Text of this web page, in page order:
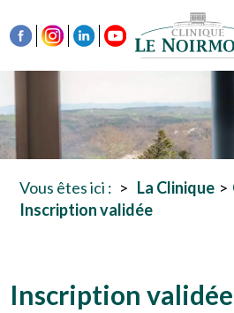
Vous êtes ici : La Clinique
Inscription validée
Inscription validée